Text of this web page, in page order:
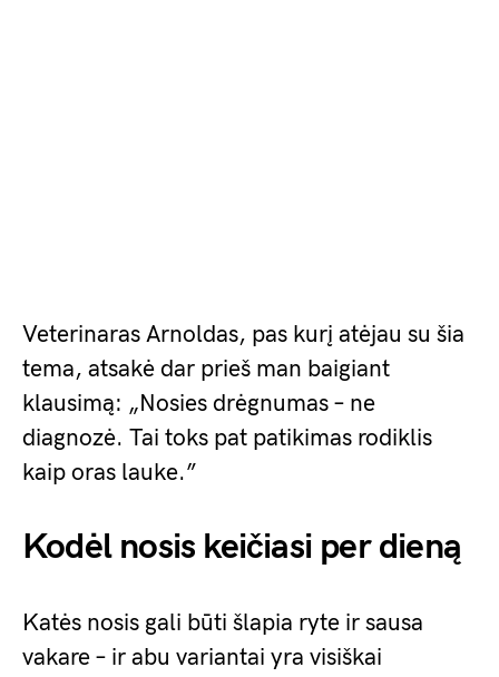
Veterinaras Arnoldas, pas kurį atėjau su šia
tema, atsakė dar prieš man baigiant
klausimą: „Nosies drėgnumas – ne
diagnozė. Tai toks pat patikimas rodiklis
kaip oras lauke.”
Kodėl nosis keičiasi per dieną
Katės nosis gali būti šlapia ryte ir sausa
vakare – ir abu variantai yra visiškai